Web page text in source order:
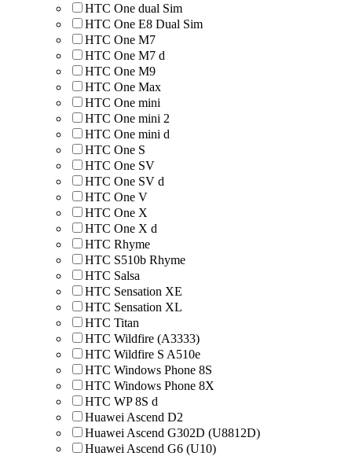
HTC One dual Sim
HTC One E8 Dual Sim
HTC One M7
HTC One M7 d
HTC One M9
HTC One Max
HTC One mini
HTC One mini 2
HTC One mini d
HTC One S
HTC One SV
HTC One SV d
HTC One V
HTC One X
HTC One X d
HTC Rhyme
HTC S510b Rhyme
HTC Salsa
HTC Sensation XE
HTC Sensation XL
HTC Titan
HTC Wildfire (A3333)
HTC Wildfire S A510e
HTC Windows Phone 8S
HTC Windows Phone 8X
HTC WP 8S d
Huawei Ascend D2
Huawei Ascend G302D (U8812D)
Huawei Ascend G6 (U10)